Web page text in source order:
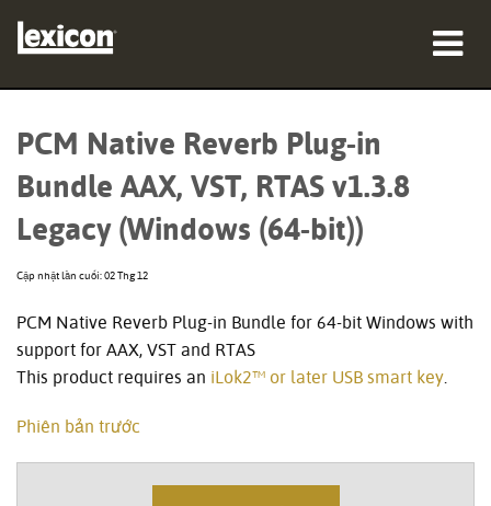
đào tạo
hỗ trợ
PCM Native Reverb Plug-in
Bundle AAX, VST, RTAS v1.3.8
Legacy (Windows (64-bit))
Cập nhật lần cuối: 02 Thg 12
PCM Native Reverb Plug-in Bundle for 64-bit Windows with
support for AAX, VST and RTAS
This product requires an iLok2™ or later USB smart key.
Phiên bản trước